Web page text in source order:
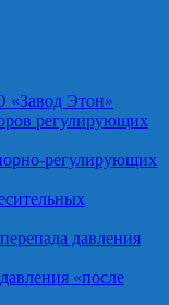
«Завод Этон»
регулирующих
регулирующих
давления
«после